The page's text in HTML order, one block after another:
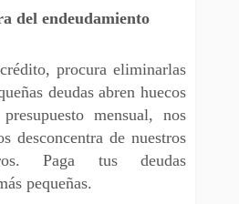
del endeudamiento
procura eliminarlas
deudas abren huecos
mensual, nos
desconcentra de nuestros
Paga tus deudas
pequeñas.